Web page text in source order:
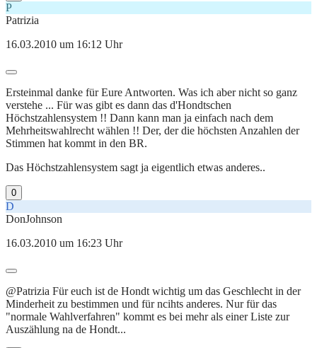
P
Patrizia
16.03.2010 um 16:12 Uhr
Ersteinmal danke für Eure Antworten. Was ich aber nicht so ganz
verstehe ... Für was gibt es dann das d'Hondtschen
Höchstzahlensystem !! Dann kann man ja einfach nach dem
Mehrheitswahlrecht wählen !! Der, der die höchsten Anzahlen der
Stimmen hat kommt in den BR.
Das Höchstzahlensystem sagt ja eigentlich etwas anderes..
0
D
DonJohnson
16.03.2010 um 16:23 Uhr
@Patrizia Für euch ist de Hondt wichtig um das Geschlecht in der
Minderheit zu bestimmen und für ncihts anderes. Nur für das
"normale Wahlverfahren" kommt es bei mehr als einer Liste zur
Auszählung na de Hondt...